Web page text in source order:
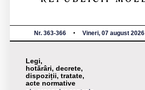
Nr. 363-366 Vineri, 07 august 2026
Legi,
hotărâri, decrete,
dispoziții, tratate,
acte normative